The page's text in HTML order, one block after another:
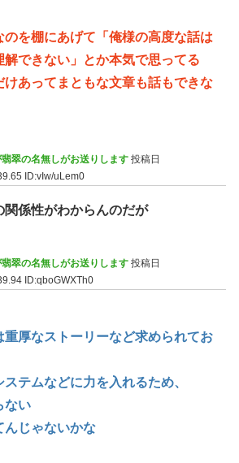
のを棚にあげて「俺様の高度な話は
解できない」とか本気で思ってる
けあってまともな文章も話もできな
翠の名無しがお送りします 投稿日
ID:vIw/uLem0
関係性がわからんのだが
翠の名無しがお送りします 投稿日
ID:qboGWXTh0
重厚なストーリーなど求められてお
テムなどに力を入れるため、
ない
んじゃないかな